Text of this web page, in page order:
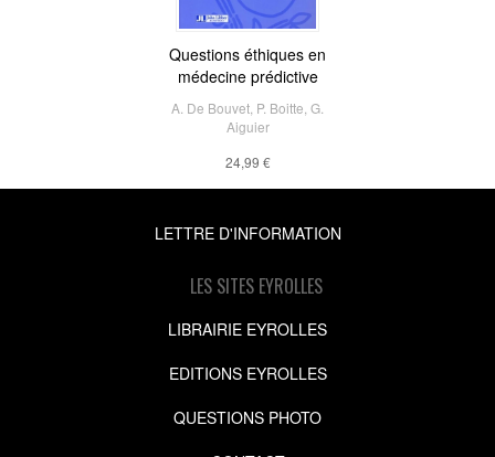
Questions éthiques en
médecine prédictive
A. De Bouvet P. Boitte G.
Aiguier
24,99 €
LETTRE D'INFORMATION
LES SITES EYROLLES
LIBRAIRIE EYROLLES
EDITIONS EYROLLES
QUESTIONS PHOTO